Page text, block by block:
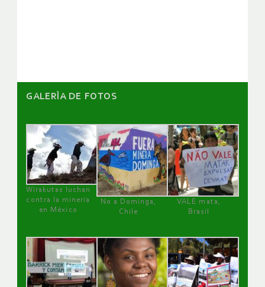
GALERÌA DE FOTOS
Wirakutas luchan
contra la minería
en México
No a Dominga,
Chile
VALE mata,
Brasil